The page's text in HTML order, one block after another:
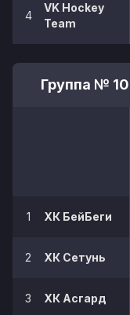
4
VK Hockey
Team
Группа № 10
1 ХК БейБеги
2 ХК Сетунь
3 ХК Асгард